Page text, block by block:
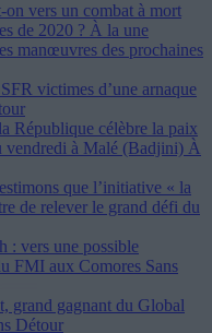
on vers un combat à mort
de 2020 ? À la une
manœuvres des prochaines
victimes d’une arnaque
République célèbre la paix
vendredi à Malé (Badjini) À
que l’initiative « la
de relever le grand défi du
: vers une possible
FMI aux Comores Sans
grand gagnant du Global
Détour